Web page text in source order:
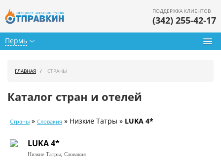
Пермь
ПОДДЕРЖКА КЛИЕНТОВ
(342) 255-42-17
Календарь туров
Цены дня
ГЛАВНАЯ СТРАНЫ
Каталог стран и отелей
Страны » Словакия » Низкие Татры » LUKA 4*
LUKA 4*
Низкие Татры, Словакия